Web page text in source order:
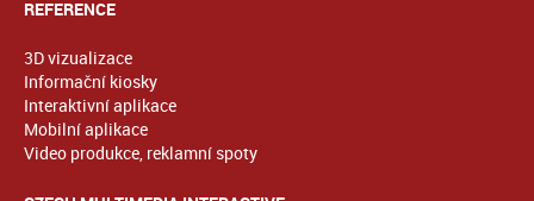
REFERENCE
3D vizualizace
Informační kiosky
Interaktivní aplikace
Mobilní aplikace
Video produkce, reklamní spoty